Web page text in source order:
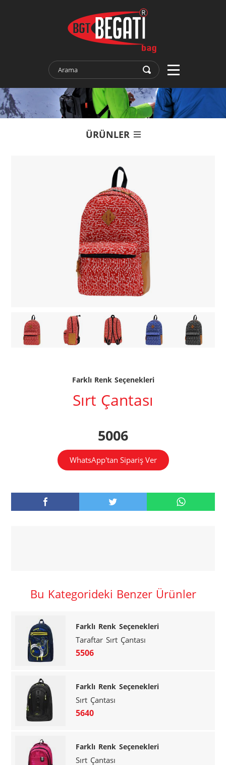
ÜRÜNLER
Farklı Renk Seçenekleri
Sırt Çantası
5006
WhatsApp'tan Sipariş Ver
Bu Kategorideki Benzer Ürünler
Farklı Renk Seçenekleri
Taraftar Sırt Çantası
5506
Farklı Renk Seçenekleri
Sırt Çantası
5640
Farklı Renk Seçenekleri
Sırt Çantası